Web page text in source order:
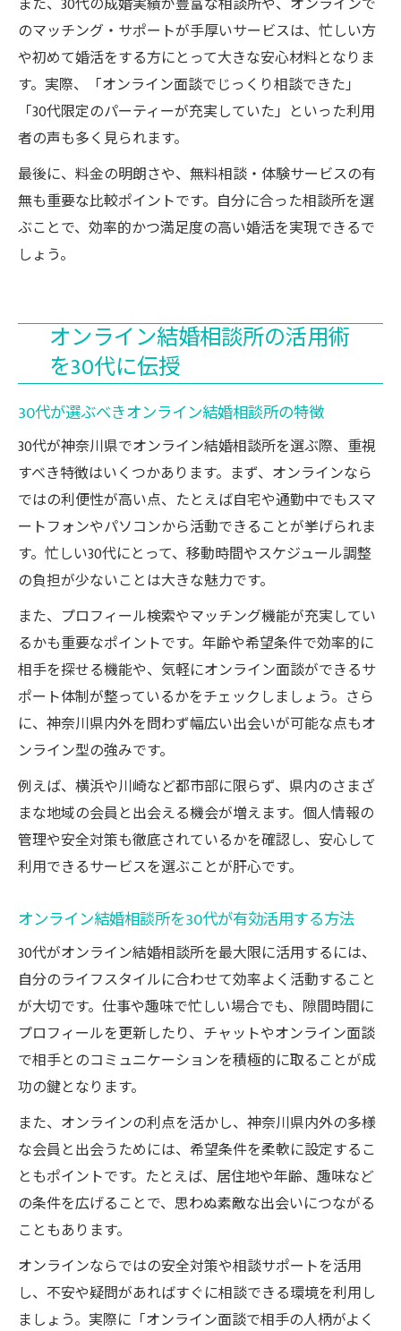
のマッチング・サポートが手厚いサービスは、忙しい方
や初めて婚活をする方にとって大きな安心材料となりま
す。実際、「オンライン面談でじっくり相談できた」
「30代限定のパーティーが充実していた」といった利用
者の声も多く見られます。
最後に、料金の明朗さや、無料相談・体験サービスの有
無も重要な比較ポイントです。自分に合った相談所を選
ぶことで、効率的かつ満足度の高い婚活を実現できるで
しょう。
オンライン結婚相談所の活用術
を30代に伝授
30代が選ぶべきオンライン結婚相談所の特徴
30代が神奈川県でオンライン結婚相談所を選ぶ際、重視
すべき特徴はいくつかあります。まず、オンラインなら
ではの利便性が高い点、たとえば自宅や通勤中でもスマ
ートフォンやパソコンから活動できることが挙げられま
す。忙しい30代にとって、移動時間やスケジュール調整
の負担が少ないことは大きな魅力です。
また、プロフィール検索やマッチング機能が充実してい
るかも重要なポイントです。年齢や希望条件で効率的に
相手を探せる機能や、気軽にオンライン面談ができるサ
ポート体制が整っているかをチェックしましょう。さら
に、神奈川県内外を問わず幅広い出会いが可能な点もオ
ンライン型の強みです。
例えば、横浜や川崎など都市部に限らず、県内のさまざ
まな地域の会員と出会える機会が増えます。個人情報の
管理や安全対策も徹底されているかを確認し、安心して
利用できるサービスを選ぶことが肝心です。
オンライン結婚相談所を30代が有効活用する方法
30代がオンライン結婚相談所を最大限に活用するには、
自分のライフスタイルに合わせて効率よく活動すること
が大切です。仕事や趣味で忙しい場合でも、隙間時間に
プロフィールを更新したり、チャットやオンライン面談
で相手とのコミュニケーションを積極的に取ることが成
功の鍵となります。
また、オンラインの利点を活かし、神奈川県内外の多様
な会員と出会うためには、希望条件を柔軟に設定するこ
ともポイントです。たとえば、居住地や年齢、趣味など
の条件を広げることで、思わぬ素敵な出会いにつながる
こともあります。
オンラインならではの安全対策や相談サポートを活用
し、不安や疑問があればすぐに相談できる環境を利用し
ましょう。実際に「オンライン面談で相手の人柄がよく